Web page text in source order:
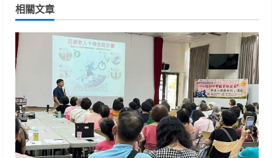
u
e
R
e
a
d
相關文章